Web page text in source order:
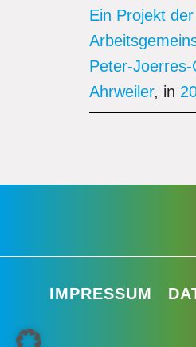
Ein Projekt
Peter-
Ahrweiler, in
IMPRESSUM